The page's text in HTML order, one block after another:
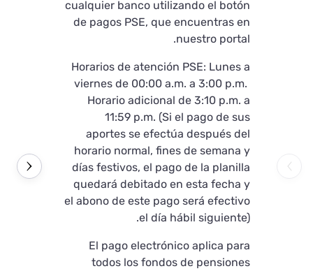
cualquier banco utilizando el botón
de pagos PSE, que encuentras en
nuestro portal.
Horarios de atención PSE: Lunes a
viernes de 00:00 a.m. a 3:00 p.m.
Horario adicional de 3:10 p.m. a
11:59 p.m. (Si el pago de sus
aportes se efectúa después del
horario normal, fines de semana y
días festivos, el pago de la planilla
quedará debitado en esta fecha y
el abono de este pago será efectivo
el día hábil siguiente).
El pago electrónico aplica para
todos los fondos de pensiones
pagos “PayLine”:
(si es NIT,
sin el dígito de
• Número de identificación.
• Nombre o Razón Social.
• Correo electrónico.
• Dirección.
• Celular.
Pay", el sistema